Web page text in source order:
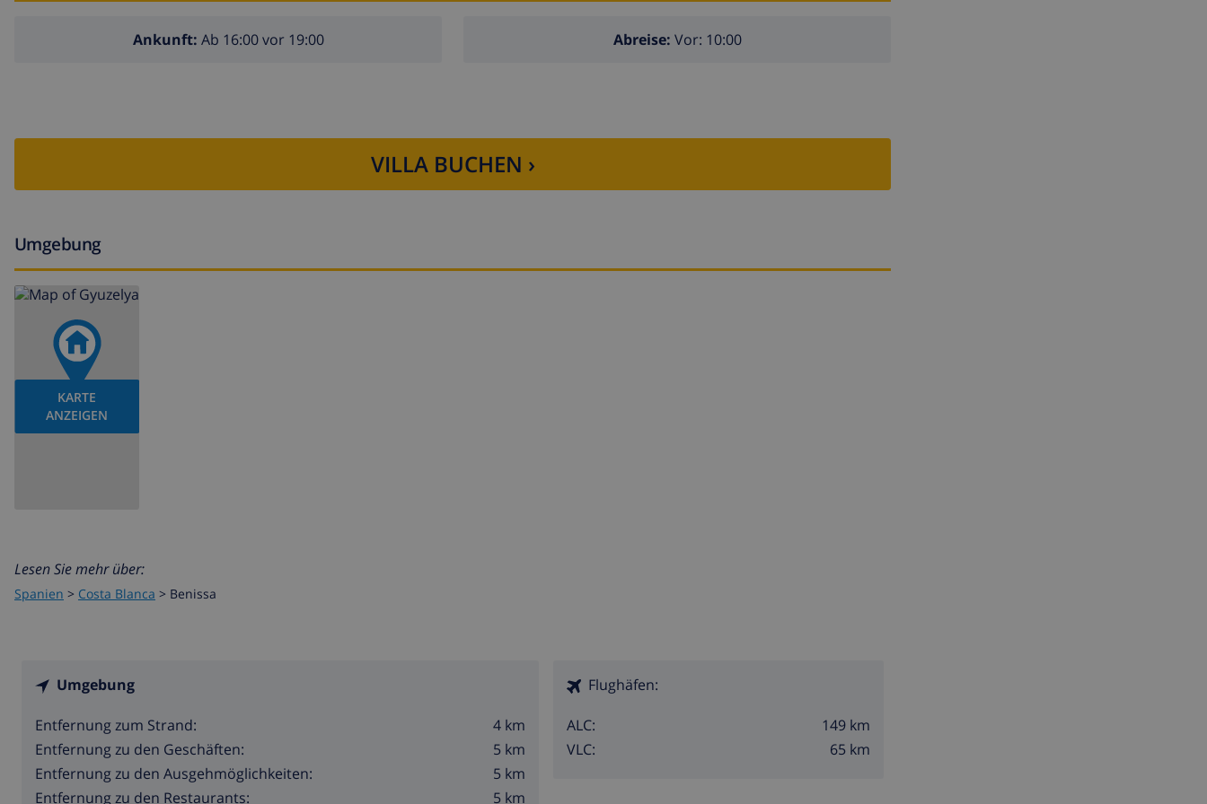
Ankunft: Ab 16:00 vor 19:00 Abreise: Vor: 10:00
VILLA BUCHEN ›
Umgebung
KARTE
ANZEIGEN
Lesen Sie mehr über:
Spanien > Costa Blanca > Benissa
Umgebung
Entfernung zum Strand:
4 km
Entfernung zu den Geschäften:
5 km
Entfernung zu den Ausgehmöglichkeiten:
5 km
Entfernung zu den Restaurants:
5 km
Flughäfen:
ALC:
149 km
VLC:
65 km